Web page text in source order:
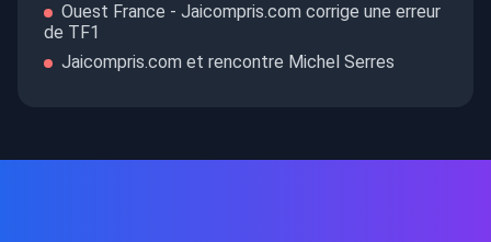
Ouest France - Jaicompris.com corrige une erreur
de TF1
Jaicompris.com et rencontre Michel Serres